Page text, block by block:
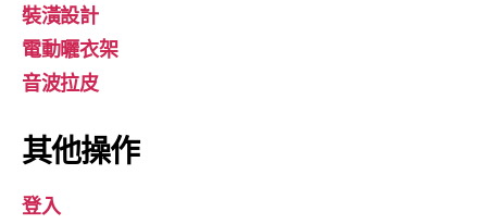
裝潢設計
電動曬衣架
音波拉皮
其他操作
登入